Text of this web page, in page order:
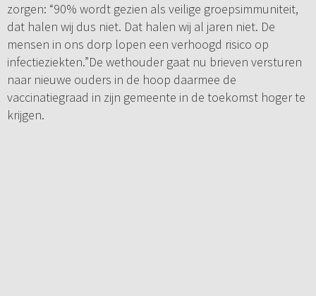
zorgen: “90% wordt gezien als veilige groepsimmuniteit,
dat halen wij dus niet. Dat halen wij al jaren niet. De
mensen in ons dorp lopen een verhoogd risico op
infectieziekten.”De wethouder gaat nu brieven versturen
naar nieuwe ouders in de hoop daarmee de
vaccinatiegraad in zijn gemeente in de toekomst hoger te
krijgen.